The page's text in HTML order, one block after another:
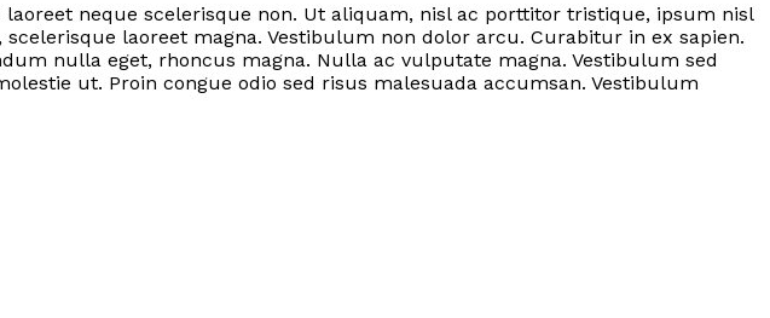
neque scelerisque non. Ut aliquam, nisl ac porttitor tristique, ipsum nisl
laoreet magna. Vestibulum non dolor arcu. Curabitur in ex sapien.
nulla eget, rhoncus magna. Nulla ac vulputate magna. Vestibulum sed
ut. Proin congue odio sed risus malesuada accumsan. Vestibulum